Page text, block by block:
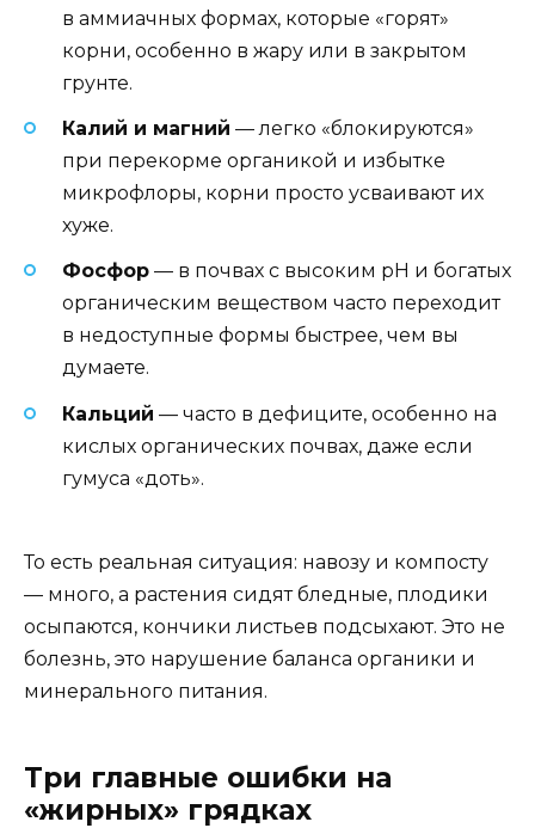
в аммиачных формах, которые «горят»
корни, особенно в жару или в закрытом
грунте.
Калий и магний — легко «блокируются»
при перекорме органикой и избытке
микрофлоры, корни просто усваивают их
хуже.
Фосфор — в почвах с высоким pH и богатых
органическим веществом часто переходит
в недоступные формы быстрее, чем вы
думаете.
Кальций — часто в дефиците, особенно на
кислых органических почвах, даже если
гумуса «доть».
То есть реальная ситуация: навозу и компосту
— много, а растения сидят бледные, плодики
осыпаются, кончики листьев подсыхают. Это не
болезнь, это нарушение баланса органики и
минерального питания.
Три главные ошибки на
«жирных» грядках